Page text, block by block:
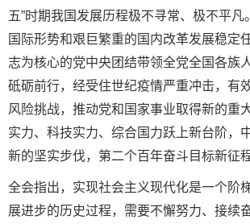
五”时期我国发展历程极不寻常、极不平凡
国际形势和艰巨繁重的国内改革发展稳定
志为核心的党中央团结带领全党全国各族
砥砺前行，经受住世纪疫情严重冲击，有
风险挑战，推动党和国家事业取得新的重
实力、科技实力、综合国力跃上新台阶，
新的坚实步伐，第二个百年奋斗目标新征
全会指出，实现社会主义现代化是一个阶
展进步的历史过程，需要不懈努力、接续